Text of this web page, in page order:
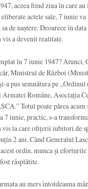
aceea fiind ziua în care au
actele sale, 7 iunie va
de naștere. Deoarece în
vis a devenit realitate.
în 7 iunie 1947? Atunci,
Ministrul de Război
a pus semnătura pe
Române, Asociația
Totul poate părea acum
7 iunie, practic, s-a
vis la care ofițerii iubitori de
2 ani. Când Generalul
ordin, munca și eforturile
răsplătite.
au mers întotdeauna